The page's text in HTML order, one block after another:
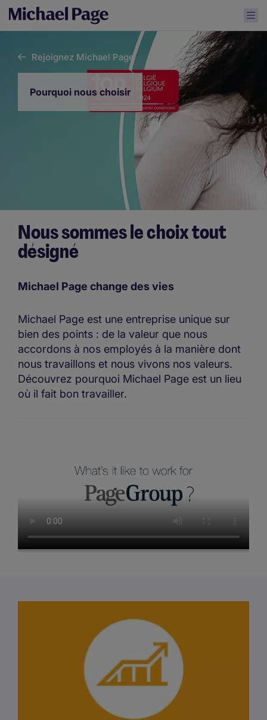
Rejoignez Michael Page
Pourquoi nous choisir
Nous sommes le choix tout
désigné
Michael Page change des vies
Michael Page est une entreprise unique sur
bien des points : de la valeur que nous
accordons à nos employés à la manière dont
nous travaillons et nous vivons nos valeurs.
Découvrez pourquoi Michael Page est un lieu
où il fait bon travailler.